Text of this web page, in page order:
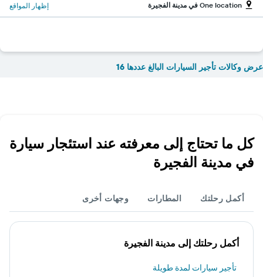
One location في مدينة الفجيرة إظهار المواقع
عرض وكالات تأجير السيارات البالغ عددها 16
كل ما تحتاج إلى معرفته عند استئجار سيارة
في مدينة الفجيرة
أكمل رحلتك المطارات وجهات أخرى
أكمل رحلتك إلى مدينة الفجيرة
تأجير سيارات لمدة طويلة